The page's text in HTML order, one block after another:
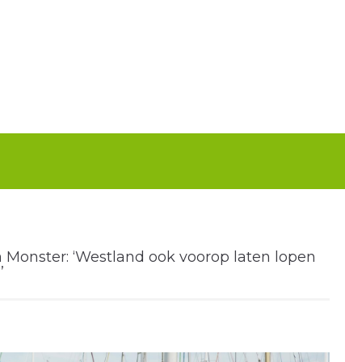
‘Westland ook voorop laten lopen